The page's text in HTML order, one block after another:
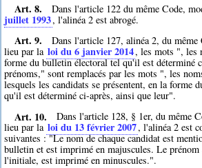
Art. 8. Dans l'article 122 du même Code,
juillet 1993, l'alinéa 2 est abrogé.
Art. 9.
Dans l'article 127, alinéa 2, du
lieu par la loi du 6 janvier 2014, les mots ", les
forme du bulletin électoral tel qu'il est déterminé
prénoms," sont remplacés par les mots ", les
lesquels les candidats se présentent, en la forme
qu'il est déterminé ci-après, ainsi que leur".
Art. 10.
Dans l'article 128, § 1er, du même
lieu par la loi du 13 février 2007, l'alinéa 2 est
suivantes : "Le nom de chaque candidat est
bulletin et est imprimé en majuscules. Le
l'initiale, est imprimé en minuscules.".